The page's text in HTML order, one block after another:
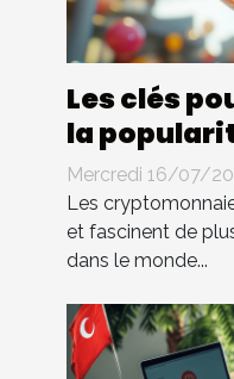
Les clés
la
Mercredi 16/07/
Les
et fascinent de
dans le monde...